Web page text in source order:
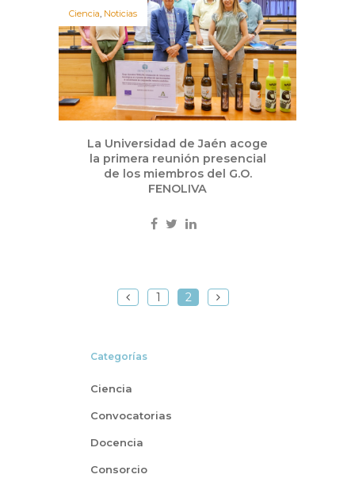
Ciencia, Noticias
La Universidad de Jaén acoge
la primera reunión presencial
de los miembros del G.O.
FENOLIVA
1 2
Categorías
Ciencia
Convocatorias
Docencia
Consorcio